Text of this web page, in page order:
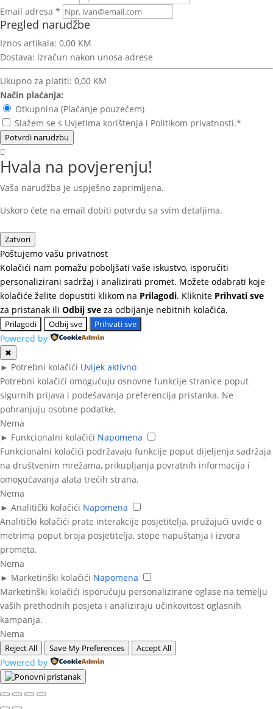
Email adresa *
Pregled narudžbe
Iznos artikala: 0,00 KM
Dostava: Izračun nakon unosa adrese
Ukupno za platiti: 0,00 KM
Način plaćanja:
Otkupnina (Plaćanje pouzećem)
Slažem se s Uvjetima korištenja i Politikom privatnosti.*
Potvrdi narudzbu
Hvala na povjerenju!
Vaša narudžba je uspješno zaprimljena.
Uskoro ćete na email dobiti potvrdu sa svim detaljima.
Zatvori
Poštujemo vašu privatnost
Kolačići nam pomažu poboljšati vaše iskustvo, isporučiti
personalizirani sadržaj i analizirati promet. Možete odabrati koje
kolačiće želite dopustiti klikom na Prilagodi. Kliknite Prihvati sve
za pristanak ili Odbij sve za odbijanje nebitnih kolačića.
Prilagodi Odbij sve Prihvati sve
Powered by
✖
► Potrebni kolačići Uvijek aktivno
Potrebni kolačići omogućuju osnovne funkcije stranice poput
sigurnih prijava i podešavanja preferencija pristanka. Ne
pohranjuju osobne podatke.
Nema
► Funkcionalni kolačići Napomena
Funkcionalni kolačići podržavaju funkcije poput dijeljenja sadržaja
na društvenim mrežama, prikupljanja povratnih informacija i
omogućavanja alata trećih strana.
Nema
► Analitički kolačići Napomena
Analitički kolačići prate interakcije posjetitelja, pružajući uvide o
metrima poput broja posjetitelja, stope napuštanja i izvora
prometa.
Nema
► Marketinški kolačići Napomena
Marketinški kolačići isporučuju personalizirane oglase na temelju
vaših prethodnih posjeta i analiziraju učinkovitost oglasnih
kampanja.
Nema
Reject All Save My Preferences Accept All
Powered by